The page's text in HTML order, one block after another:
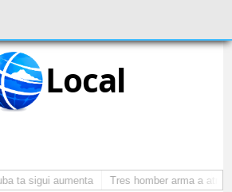
Local
ta sigui aumenta Tres homber arma a